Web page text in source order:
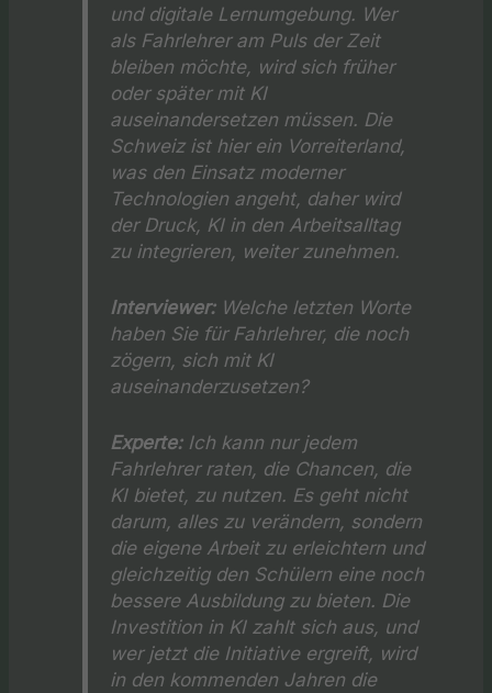
und digitale Lernumgebung. Wer
als Fahrlehrer am Puls der Zeit
bleiben möchte, wird sich früher
oder später mit KI
auseinandersetzen müssen. Die
Schweiz ist hier ein Vorreiterland,
was den Einsatz moderner
Technologien angeht, daher wird
der Druck, KI in den Arbeitsalltag
zu integrieren, weiter zunehmen.
Interviewer:Welche letzten Worte
haben Sie für Fahrlehrer, die noch
zögern, sich mit KI
auseinanderzusetzen?
Experte:Ich kann nur jedem
Fahrlehrer raten, die Chancen, die
KI bietet, zu nutzen. Es geht nicht
darum, alles zu verändern, sondern
die eigene Arbeit zu erleichtern und
gleichzeitig den Schülern eine noch
bessere Ausbildung zu bieten. Die
Investition in KI zahlt sich aus, und
wer jetzt die Initiative ergreift, wird
in den kommenden Jahren die